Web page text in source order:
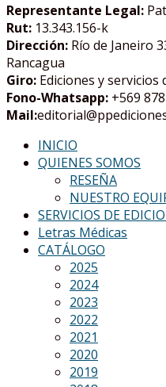
Representante Legal:
Rut: 13.343.156-k
Dirección: Río de Janeiro
Rancagua
Giro: Ediciones y servicios
Fono-Whatsapp: +569
Mail:
INICIO
QUIENES SOMOS
RESEÑA
NUESTRO
SERVICIOS DE
Letras Médicas
CATÁLOGO
2025
2024
2023
2022
2021
2020
2019